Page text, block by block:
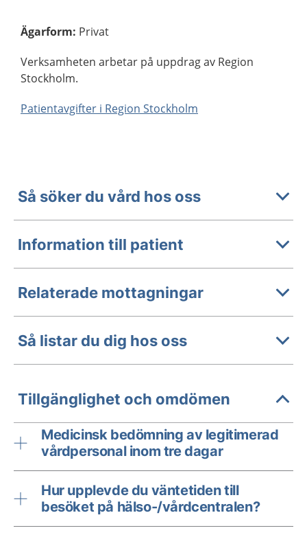
Ägarform: Privat
Verksamheten arbetar på uppdrag av Region
Stockholm.
Patientavgifter i Region Stockholm
Så söker du vård hos oss
Information till patient
Relaterade mottagningar
Så listar du dig hos oss
Tillgänglighet och omdömen
Medicinsk bedömning av legitimerad
vårdpersonal inom tre dagar
Hur upplevde du väntetiden till
besöket på hälso-/vårdcentralen?